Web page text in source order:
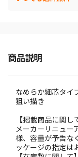
商品説明
なめらか細芯タイ
狙い描き
【掲載商品に関し
メーカーリニュー
様、容量が予告な
ッケージの指定は